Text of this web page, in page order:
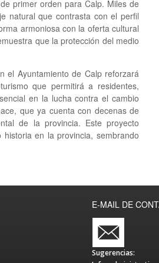
primer orden para Calp. Miles de
natural que contrasta con el perfil
armoniosa con la oferta cultural
que la protección del medio
el Ayuntamiento de Calp reforzará
que permitirá a residentes,
en la lucha contra el cambio
que ya cuenta con decenas de
de la provincia. Este proyecto
en la provincia, sembrando
E-MAIL DE
Sugerencias: